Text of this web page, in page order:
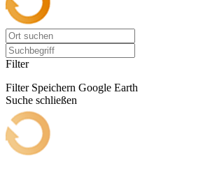
Filter
Filter Speichern Google Earth
Suche schließen